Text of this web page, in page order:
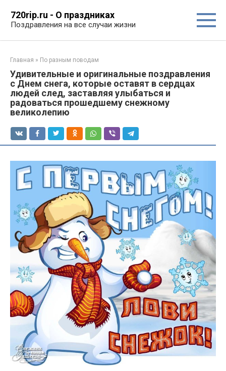
контенту
720rip.ru - О праздниках
Поздравления на все случаи жизни
Главная » По разным поводам
Удивительные и оригинальные поздравления
с Днем снега, которые оставят в сердцах
людей след, заставляя улыбаться и
радоваться прошедшему снежному
великолепию